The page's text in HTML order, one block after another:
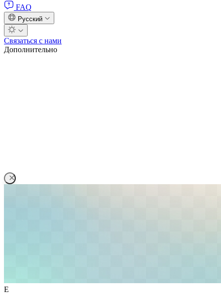
FAQ
Русский
Связаться с нами
Дополнительно
E